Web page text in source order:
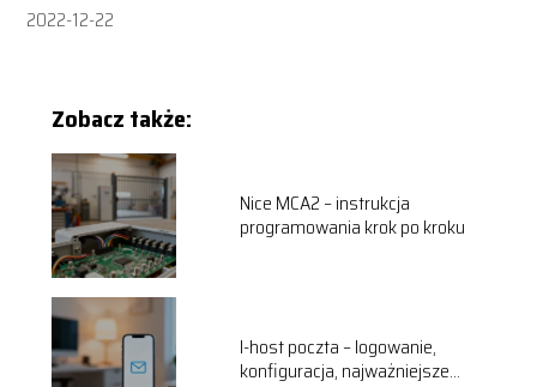
2022-12-22
Zobacz także:
Nice MCA2 – instrukcja
programowania krok po kroku
I-host poczta – logowanie,
konfiguracja, najważniejsze